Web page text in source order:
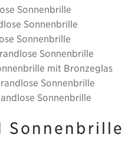
Sonnenbrille
Sonnenbrille
Sonnenbrille
Sonnenbrille
mit Bronzeglas
Sonnenbrille
Sonnenbrille
Sonnenbrille